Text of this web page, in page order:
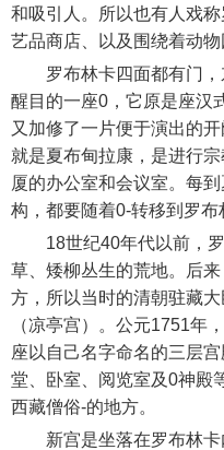
和吸引人。所以也有人戏
艺品商店、以及围绕着动物
罗布林卡四面都有门，
醒目的一座0，它原是座汉
又加修了一片便于演出的
就是夏布甸拉康，是进行
厦的办公室和会议室。每
构，都要随着0-转移到罗布
18世纪40年代以前，罗
草、矮柳丛生的荒地。后
方，所以当时的清朝驻藏
（凉亭宫）。公元1751年
座以自己名字命名的三层
堂、卧室、阅览室及0神殿
西藏僧俗-的地方。
新宫是坐落在罗布林卡